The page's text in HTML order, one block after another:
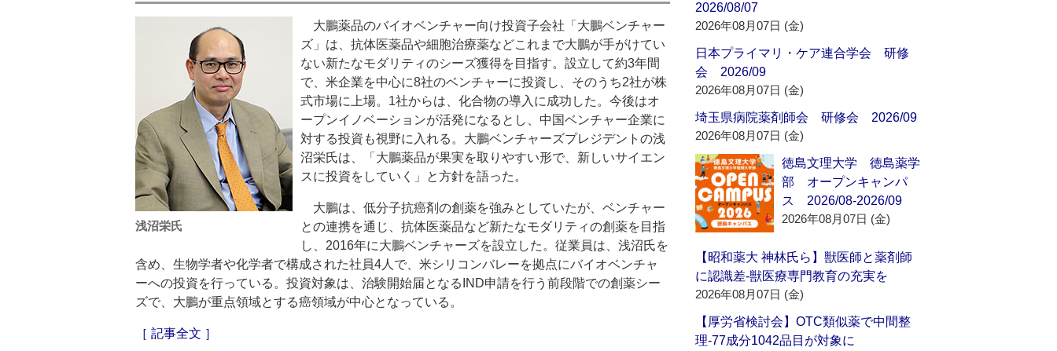
浅沼栄氏
大鵬薬品のバイオベンチャー向け投資子会社「大鵬ベンチャー
ズ」は、抗体医薬品や細胞治療薬などこれまで大鵬が手がけてい
ない新たなモダリティのシーズ獲得を目指す。設立して約3年間
で、米企業を中心に8社のベンチャーに投資し、そのうち2社が株
式市場に上場。1社からは、化合物の導入に成功した。今後はオ
ープンイノベーションが活発になるとし、中国ベンチャー企業に
対する投資も視野に入れる。大鵬ベンチャーズプレジデントの浅
沼栄氏は、「大鵬薬品が果実を取りやすい形で、新しいサイエン
スに投資をしていく」と方針を語った。
大鵬は、低分子抗癌剤の創薬を強みとしていたが、ベンチャー
との連携を通じ、抗体医薬品など新たなモダリティの創薬を目指
し、2016年に大鵬ベンチャーズを設立した。従業員は、浅沼氏を
含め、生物学者や化学者で構成された社員4人で、米シリコンバレーを拠点にバイオベンチャ
ーへの投資を行っている。投資対象は、治験開始届となるIND申請を行う前段階での創薬シー
ズで、大鵬が重点領域とする癌領域が中心となっている。
［ 記事全文 ］
2026/08/07
2026年08月07日 (金)
日本プライマリ・ケア連合学会 研修
会 2026/09
2026年08月07日 (金)
埼玉県病院薬剤師会 研修会 2026/09
2026年08月07日 (金)
徳島文理大学 徳島薬学
部 オープンキャンパ
ス 2026/08-2026/09
2026年08月07日 (金)
【昭和薬大 神林氏ら】獣医師と薬剤師
に認識差‐獣医療専門教育の充実を
2026年08月07日 (金)
【厚労省検討会】OTC類似薬で中間整
理‐77成分1042品目が対象に